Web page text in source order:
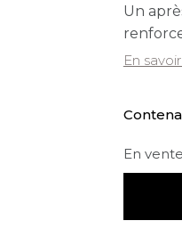
Un
En
En